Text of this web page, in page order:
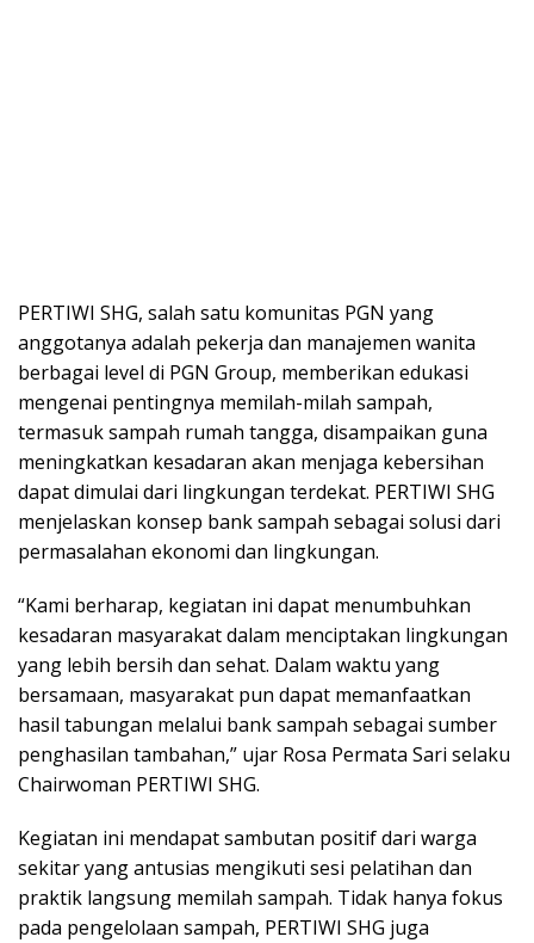
PERTIWI SHG, salah satu komunitas PGN yang
anggotanya adalah pekerja dan manajemen wanita
berbagai level di PGN Group, memberikan edukasi
mengenai pentingnya memilah-milah sampah,
termasuk sampah rumah tangga, disampaikan guna
meningkatkan kesadaran akan menjaga kebersihan
dapat dimulai dari lingkungan terdekat. PERTIWI SHG
menjelaskan konsep bank sampah sebagai solusi dari
permasalahan ekonomi dan lingkungan.
“Kami berharap, kegiatan ini dapat menumbuhkan
kesadaran masyarakat dalam menciptakan lingkungan
yang lebih bersih dan sehat. Dalam waktu yang
bersamaan, masyarakat pun dapat memanfaatkan
hasil tabungan melalui bank sampah sebagai sumber
penghasilan tambahan,” ujar Rosa Permata Sari selaku
Chairwoman PERTIWI SHG.
Kegiatan ini mendapat sambutan positif dari warga
sekitar yang antusias mengikuti sesi pelatihan dan
praktik langsung memilah sampah. Tidak hanya fokus
pada pengelolaan sampah, PERTIWI SHG juga